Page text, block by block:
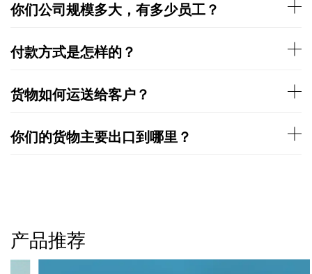
你们公司规模多大，有多少员工？
付款方式是怎样的？
货物如何运送给客户？
你们的货物主要出口到哪里？
产品推荐